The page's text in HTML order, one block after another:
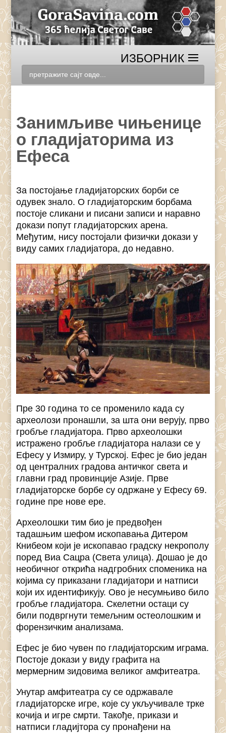
Занимљиве чињенице
о гладијаторима из
Ефеса
За постојање гладијаторских борби се
одувек знало. О гладијаторским борбама
постоје сликани и писани записи и наравно
докази попут гладијаторских арена.
Међутим, нису постојали физички докази у
виду самих гладијатора, до недавно.
Пре 30 година то се променило када су
археолози пронашли, за шта они верују, прво
гробље гладијатора. Прво археолошки
истражено гробље гладијатора налази се у
Ефесу у Измиру, у Турској. Ефес је био један
од централних градова античког света и
главни град провинције Азије. Прве
гладијаторске борбе су одржане у Ефесу 69.
године пре нове ере.
Археолошки тим био је предвођен
тадашњим шефом ископавања Дитером
Книбеом који је ископавао градску некрополу
поред Виа Сацра (Света улица). Дошао је до
необичног открића надгробних споменика на
којима су приказани гладијатори и натписи
који их идентификују. Ово је несумњиво било
гробље гладијатора. Скелетни остаци су
били подвргнути темељним остеолошким и
форензичким анализама.
Ефес је био чувен по гладијаторским играма.
Постоје докази у виду графита на
мермерним зидовима великог амфитеатра.
Унутар амфитеатра су се одржавале
гладијаторске игре, које су укључивале трке
кочија и игре смрти. Такође, прикази и
натписи гладијтора су пронађени на